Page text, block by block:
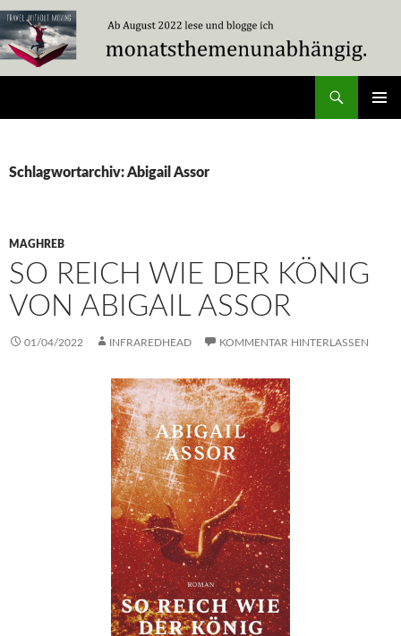
Zum
Inhalt
springen
Schlagwortarchiv: Abigail Assor
MAGHREB
SO REICH WIE DER KÖNIG
VON ABIGAIL ASSOR
01/04/2022 INFRAREDHEAD KOMMENTAR HINTERLASSEN